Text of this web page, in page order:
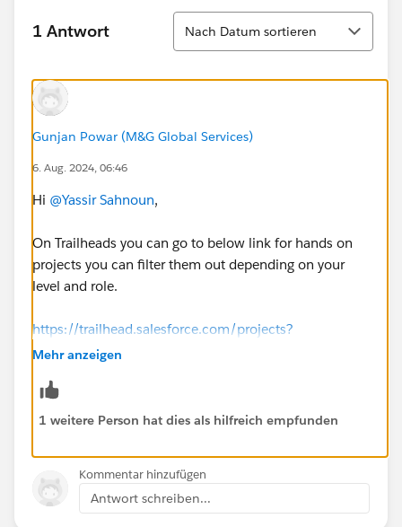
1 Antwort
Sortieren
Nach Datum sortieren
Gunjan Powar (M&G Global Services)
6. Aug. 2024, 06:46
Hi @Yassir Sahnoun,
On Trailheads you can go to below link for hands on
projects you can filter them out depending on your
level and role.
https://trailhead.salesforce.com/projects?
sort=RELEVANCE&roles=admin&roles=roles_administr
Mehr anzeigen
1 weitere Person hat dies als hilfreich empfunden
Kommentar hinzufügen
Antwort schreiben...